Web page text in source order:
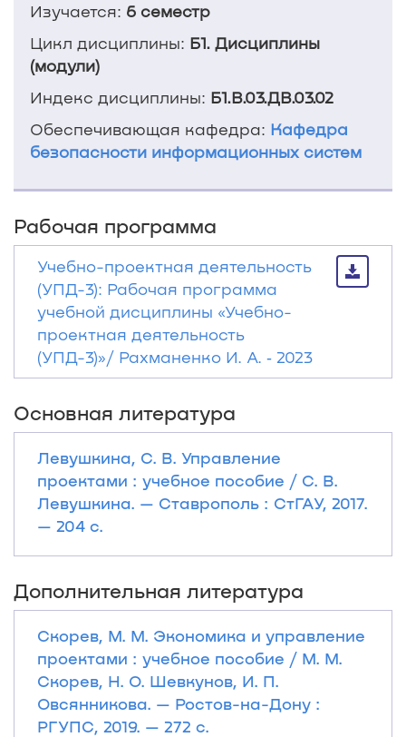
Изучается: 6 семестр
Цикл дисциплины: Б1. Дисциплины
(модули)
Индекс дисциплины: Б1.В.03.ДВ.03.02
Обеспечивающая кафедра: Кафедра
безопасности информационных систем
Рабочая программа
Учебно-проектная деятельность
(УПД-3): Рабочая программа
учебной дисциплины «Учебно-
проектная деятельность
(УПД-3)»/ Рахманенко И. А. ‐ 2023
Основная литература
Левушкина, С. В. Управление
проектами : учебное пособие / С. В.
Левушкина. — Ставрополь : СтГАУ, 2017.
— 204 с.
Дополнительная литература
Скорев, М. М. Экономика и управление
проектами : учебное пособие / М. М.
Скорев, Н. О. Шевкунов, И. П.
Овсянникова. — Ростов-на-Дону :
РГУПС, 2019. — 272 с.